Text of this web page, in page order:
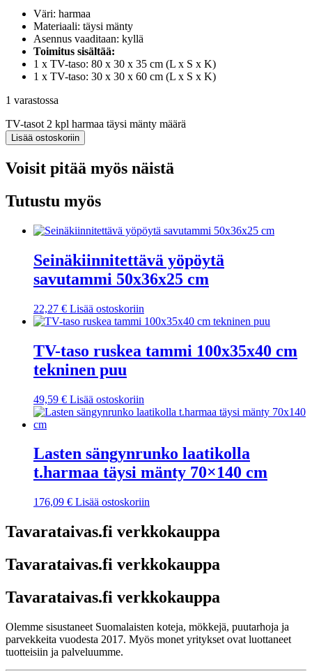
Väri: harmaa
Materiaali: täysi mänty
Asennus vaaditaan: kyllä
Toimitus sisältää:
1 x TV-taso: 80 x 30 x 35 cm (L x S x K)
1 x TV-taso: 30 x 30 x 60 cm (L x S x K)
1 varastossa
TV-tasot 2 kpl harmaa täysi mänty määrä
Lisää ostoskoriin
Voisit pitää myös näistä
Tutustu myös
Seinäkiinnitettävä yöpöytä
savutammi 50x36x25 cm
22,27 € Lisää ostoskoriin
TV-taso ruskea tammi 100x35x40 cm
tekninen puu
49,59 € Lisää ostoskoriin
Lasten sängynrunko laatikolla
t.harmaa täysi mänty 70×140 cm
176,09 € Lisää ostoskoriin
Tavarataivas.fi verkkokauppa
Tavarataivas.fi verkkokauppa
Tavarataivas.fi verkkokauppa
Olemme sisustaneet Suomalaisten koteja, mökkejä, puutarhoja ja
parvekkeita vuodesta 2017. Myös monet yritykset ovat luottaneet
tuotteisiin ja palveluumme.